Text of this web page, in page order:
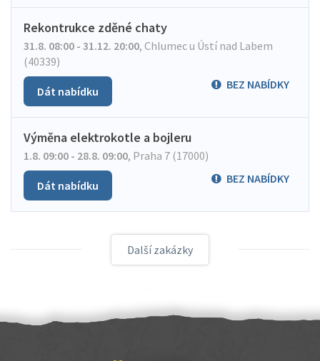
Rekontrukce zděné chaty
31.8. 08:00 - 31.12. 20:00, Chlumec u Ústí nad Labem
(40339)
BEZ NABÍDKY
Dát nabídku
Výměna elektrokotle a bojleru
1.8. 09:00 - 28.8. 09:00, Praha 7 (17000)
BEZ NABÍDKY
Dát nabídku
Další zakázky